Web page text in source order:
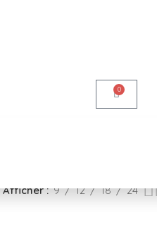
0
Afficher 9 12 18 24